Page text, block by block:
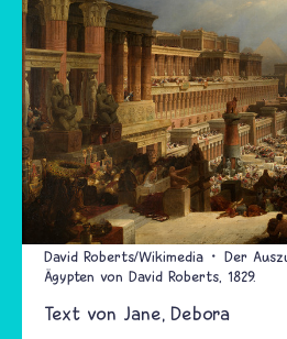
David Roberts/Wikimedia
Der
Ägypten von David Roberts, 1829.
Text von Jane Debora